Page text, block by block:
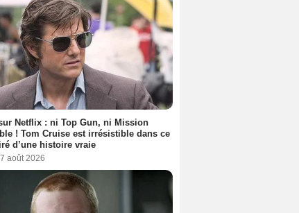
Netflix : ni Top Gun, ni Mission
! Tom Cruise est irrésistible dans ce
d’une histoire vraie
août 2026